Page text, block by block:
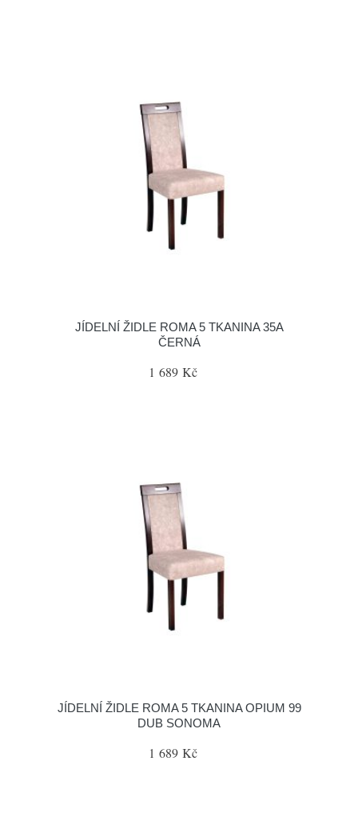
JÍDELNÍ ŽIDLE ROMA 5 TKANINA 35A
ČERNÁ
1 689 Kč
JÍDELNÍ ŽIDLE ROMA 5 TKANINA OPIUM 99
DUB SONOMA
1 689 Kč